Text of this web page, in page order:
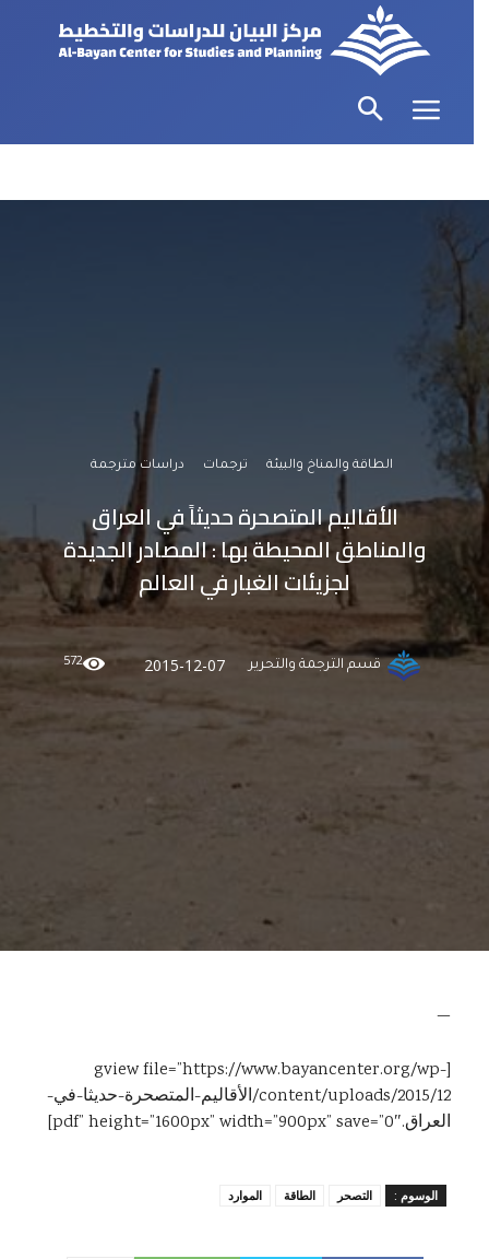
الطاقة والمناخ والبيئة ترجمات دراسات مترجمة
الأقاليم المتصحرة حديثاً في العراق
والمناطق المحيطة بها : المصادر الجديدة
لجزيئات الغبار في العالم
قسم الترجمة والتحرير 2015-12-07
572
—
[gview file=”https://www.bayancenter.org/wp-
content/uploads/2015/12/الأقاليم-المتصحرة-حديثا-في-
العراق.pdf” height=”1600px” width=”900px” save=”0″]
الوسوم : التصحر الطاقة الموارد